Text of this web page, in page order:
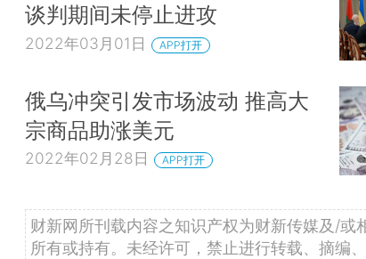
谈判期间未停止进攻
2022年03月01日 APP打开
俄乌冲突引发市场波动 推高大
宗商品助涨美元
2022年02月28日 APP打开
财新网所刊载内容之知识产权为财新传媒及/或
所有或持有。未经许可，禁止进行转载、摘编